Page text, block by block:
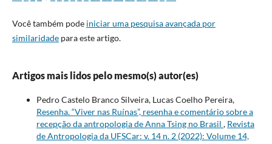
Você também pode iniciar uma pesquisa avançada por
similaridadepara este artigo.
Artigos mais lidos pelo mesmo(s) autor(es)
Pedro Castelo Branco Silveira, Lucas Coelho Pereira,
Resenha. “Viver nas Ruínas”, resenha e comentário sobre a
recepção da antropologia de Anna Tsing no Brasil , Revista
de Antropologia da UFSCar: v. 14 n. 2 (2022): Volume 14,